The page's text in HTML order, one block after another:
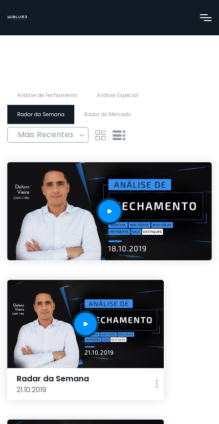
Análise de Fechamento Análise Especial
Radar da Semana Radar do Mercado
Radar da Semana
21.10.2019